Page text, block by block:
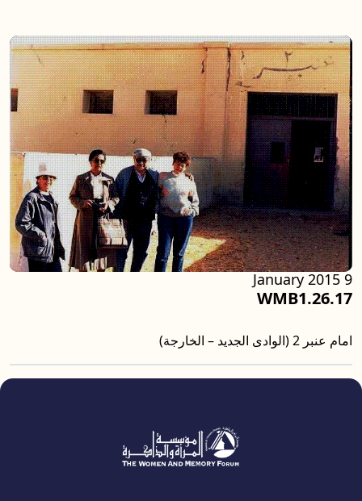
WMB1.26.17
9 January 2015
امام عنبر 2 (الوادى الجديد – الخارجة)